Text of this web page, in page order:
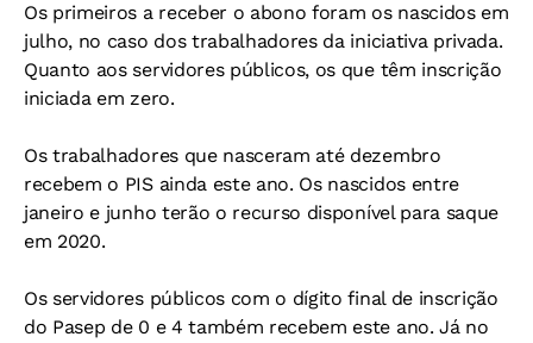
Os primeiros a receber o abono foram os nascidos em
julho, no caso dos trabalhadores da iniciativa privada.
Quanto aos servidores públicos, os que têm inscrição
iniciada em zero.
Os trabalhadores que nasceram até dezembro
recebem o PIS ainda este ano. Os nascidos entre
janeiro e junho terão o recurso disponível para saque
em 2020.
Os servidores públicos com o dígito final de inscrição
do Pasep de 0 e 4 também recebem este ano. Já no